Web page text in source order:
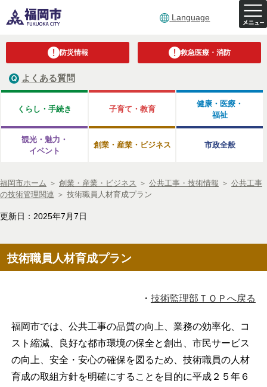
Language
防災情報 救急医療・消防
よくある質問
くらし・手続き 子育て・教育
健康・医療・
福祉
観光・魅力・
イベント
創業・産業・ビジネス 市政全般
福岡市ホーム ＞ 創業・産業・ビジネス ＞ 公共工事・技術情報 ＞ 公共工事
の技術管理関連 ＞ 技術職員人材育成プラン
更新日：2025年7月7日
技術職員人材育成プラン
・ 技術監理部ＴＯＰへ戻る
福岡市では、公共工事の品質の向上、業務の効率化、コ
スト縮減、良好な都市環境の保全と創出、市民サービス
の向上、安全・安心の確保を図るため、技術職員の人材
育成の取組方針を明確にすることを目的に平成２５年６